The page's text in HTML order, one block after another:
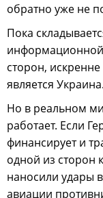
обратно уже не
Пока
сторон,
является
Но в реальном
работает. Если
финансирует и
одной из сторон
наносили удары
авиации